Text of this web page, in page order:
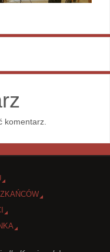
komentarz.